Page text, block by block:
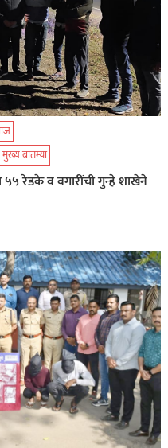
मुख्य बातम्या
५५ रेडके व वगारींची गुन्हे शाखेने